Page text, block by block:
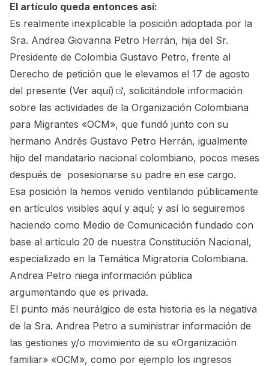
El artículo queda entonces así:
Es realmente inexplicable la posición adoptada por la
Sra. Andrea Giovanna Petro Herrán, hija del Sr.
Presidente de Colombia Gustavo Petro, frente al
Derecho de petición que le elevamos el 17 de agosto
del presente (Ver aquí)
, solicitándole información
sobre las actividades de la Organización Colombiana
para Migrantes «OCM», que fundó junto con su
hermano Andrés Gustavo Petro Herrán, igualmente
hijo del mandatario nacional colombiano, pocos meses
después de posesionarse su padre en ese cargo.
Esa posición la hemos venido ventilando públicamente
en artículos visibles aquíy aquí; y así lo seguiremos
haciendo como Medio de Comunicación fundado con
base al artículo 20 de nuestra Constitución Nacional,
especializado en la Temática Migratoria Colombiana.
Andrea Petro niega información pública
argumentando que es privada.
El punto más neurálgico de esta historia es la negativa
de la Sra. Andrea Petro a suministrar información de
las gestiones y/o movimiento de su «Organización
familiar» «OCM», como por ejemplo los ingresos